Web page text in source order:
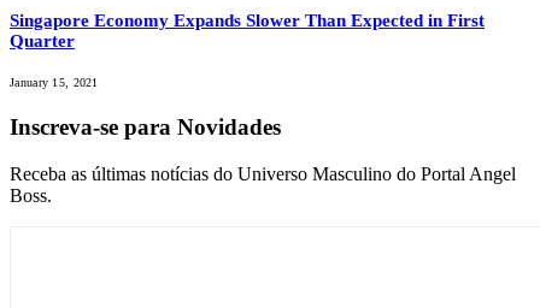
Singapore Economy Expands Slower Than Expected in First
Quarter
January 15, 2021
Inscreva-se para Novidades
Receba as últimas notícias do Universo Masculino do Portal Angel
Boss.